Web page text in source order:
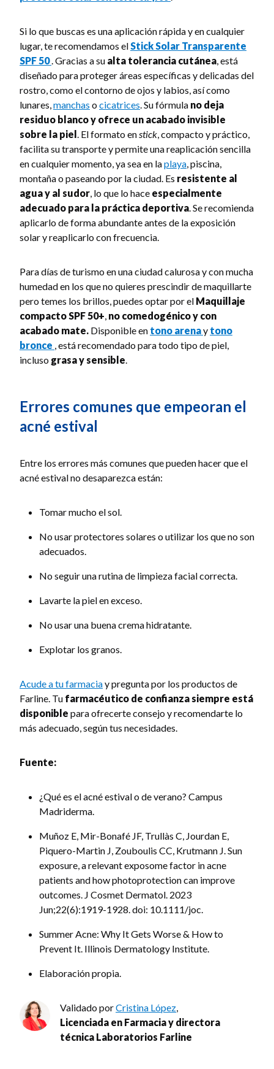
Si lo que buscas es una aplicación rápida y en cualquier
lugar, te recomendamos elStick Solar Transparente
SPF 50. Gracias a su alta tolerancia cutánea, está
diseñado para proteger áreas específicas y delicadas del
rostro, como el contorno de ojos y labios, así como
lunares,manchas ocicatrices. Su fórmula no deja
residuo blanco y ofrece un acabado invisible
sobre la piel . El formato enstick, compacto y práctico,
facilita su transporte y permite una reaplicación sencilla
en cualquier momento, ya sea en laplaya, piscina,
montaña o paseando por la ciudad. Es resistente al
agua y al sudor, lo que lo hace especialmente
adecuado para la práctica deportiva. Se recomienda
aplicarlo de forma abundante antes de la exposición
solar y reaplicarlo con frecuencia.
Para días de turismo en una ciudad calurosa y con mucha
humedad en los que no quieres prescindir de maquillarte
pero temes los brillos, puedes optar por el Maquillaje
compacto SPF 50+, no comedogénico y con
acabado mate. Disponible en tono arenay tono
bronce , está recomendado para todo tipo de piel,
incluso grasa y sensible.
Errores comunes que empeoran el
acné estival
Entre los errores más comunes que pueden hacer que el
acné estival no desaparezca están:
Tomar mucho el sol.
No usar protectores solares o utilizar los que no son
adecuados.
No seguir una rutina de limpieza facial correcta.
Lavarte la piel en exceso.
No usar una buena crema hidratante.
Explotar los granos.
Acude a tu farmaciay pregunta por los productos de
Farline. Tu farmacéutico de confianza siempre está
disponible para ofrecerte consejo y recomendarte lo
más adecuado, según tus necesidades.
Fuente:
¿Qué es el acné estival o de verano? Campus
Madriderma.
Muñoz E, Mir-Bonafé JF, Trullàs C, Jourdan E,
Piquero-Martin J, Zouboulis CC, Krutmann J. Sun
exposure, a relevant exposome factor in acne
patients and how photoprotection can improve
outcomes. J Cosmet Dermatol. 2023
Jun;22(6):1919-1928. doi: 10.1111/joc.
Summer Acne: Why It Gets Worse & How to
Prevent It. Illinois Dermatology Institute.
Elaboración propia.
Validado porCristina López,
Licenciada en Farmacia y directora
técnica Laboratorios Farline